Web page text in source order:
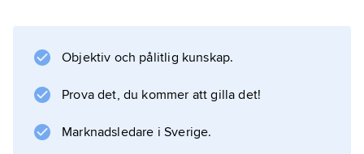
Objektiv och pålitlig kunskap.
Prova det, du kommer att gilla det!
Marknadsledare i Sverige.